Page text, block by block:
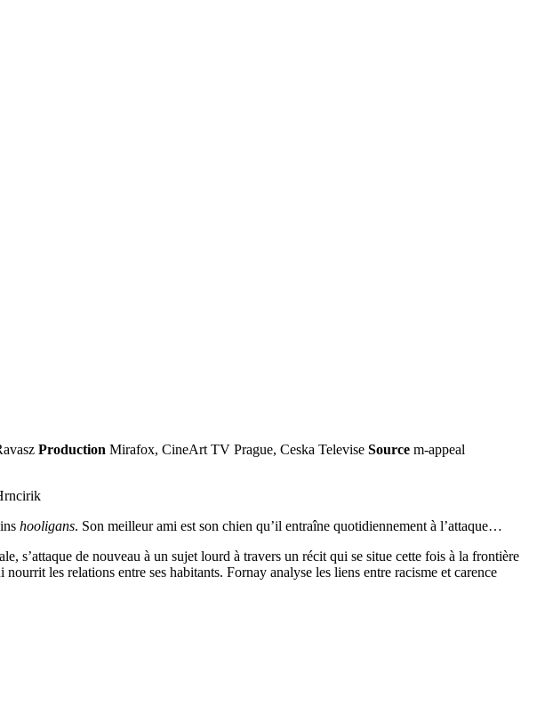
Production Mirafox, CineArt TV Prague, Ceska Televise Source m-appeal
hooligans. Son meilleur ami est son chien qu’il entraîne quotidiennement à l’attaque…
s’attaque de nouveau à un sujet lourd à travers un récit qui se situe cette fois à la frontière
les relations entre ses habitants. Fornay analyse les liens entre racisme et carence